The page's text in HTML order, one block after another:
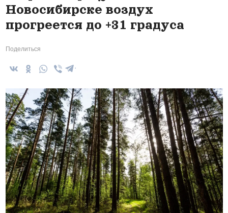
Новосибирске воздух
прогреется до +31 градуса
Поделиться